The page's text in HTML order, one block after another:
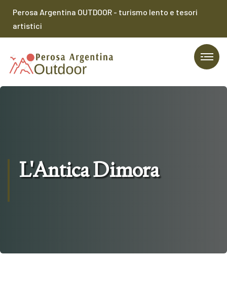
Perosa Argentina OUTDOOR - turismo lento e tesori
artistici
L'Antica Dimora